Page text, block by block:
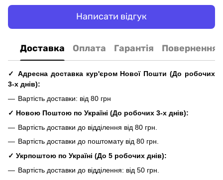
Написати відгук
Доставка Оплата Гарантія Повернення
✓ Адресна доставка кур'єром Нової Пошти(До робочих
3-х днів):
Вартість доставки: від 80 грн
✓ Новою Поштою по Україні (До робочих 3-х днів):
Вартість доставки до відділення від 80 грн.
Вартість доставки до поштомату від 80 грн.
✓ Укрпоштою по Україні (До 5 робочих днів):
Вартість доставки до відділення: від 50 грн.